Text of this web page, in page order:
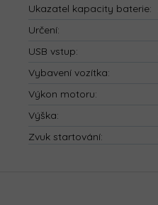
Ukazatel kapacity baterie:
Určení:
USB vstup:
Vybavení vozítka:
Výkon motoru:
Výška:
Zvuk startování: